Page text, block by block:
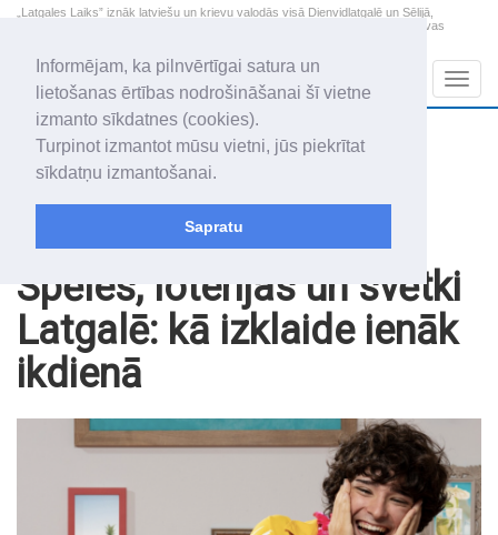
Informējam, ka pilnvērtīgai satura un
lietošanas ērtības nodrošināšanai šī vietne
izmanto sīkdatnes (cookies).
Turpinot izmantot mūsu vietni, jūs piekrītat
sīkdatņu izmantošanai.
Sapratu
„Latgales Laiks” iznāk latviešu un krievu valodās visā Dienvidlatgalē un Sēlijā,
„Latgales Laiks” latviešu valodā aptver Daugavpils valstspilsētu, Augšdaugavas
2026. gada 7. augusts
Piektdiena
Alfrēds, Fredis, Madars
+21.7
Spēles, loterijas un svētki
Latgalē: kā izklaide ienāk
ikdienā